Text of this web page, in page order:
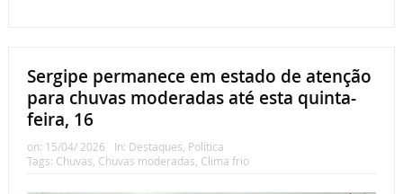
Sergipe permanece em estado de atenção
para chuvas moderadas até esta quinta-
feira, 16
on: 15/04/ 2026 In: Destaques Política
Tags: Chuvas Chuvas moderadas Clima frio